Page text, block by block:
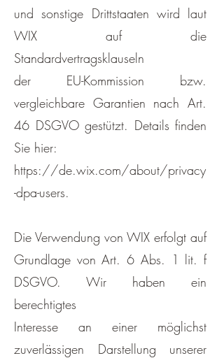
und sonstige Drittstaaten wird laut
WIX auf die
Standardvertragsklauseln
der EU-Kommission bzw.
vergleichbare Garantien nach Art.
46 DSGVO gestützt. Details finden
Sie hier:
https://de.wix.com/about/privacy
-dpa-users.
Die Verwendung von WIX erfolgt auf
Grundlage von Art. 6 Abs. 1 lit. f
DSGVO. Wir haben ein
berechtigtes
Interesse an einer möglichst
zuverlässigen Darstellung unserer